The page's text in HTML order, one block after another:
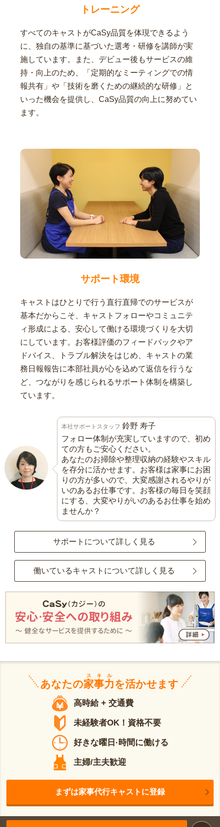
トレーニング
すべてのキャストがCaSy品質を体現できるよう
に、独自の基準に基づいた選考・研修を講師が実
施しています。また、デビュー後もサービスの維
持・向上のため、「定期的なミーティングでの情
報共有」や「技術を磨くための継続的な研修」と
いった機会を提供し、CaSy品質の向上に努めてい
ます。
サポート環境
キャストはひとりで行う直行直帰でのサービスが
基本だからこそ、キャストフォローやコミュニテ
ィ形成による、安心して働ける環境づくりを大切
にしています。お客様評価のフィードバックやア
ドバイス、トラブル解決をはじめ、キャストの業
務日報報告に本部社員が心を込めて返信を行うな
ど、つながりを感じられるサポート体制を構築し
ています。
本社サポートスタッフ 鈴野 寿子
フォロー体制が充実していますので、初め
ての方もご安心ください。
あなたのお掃除や整理収納の経験やスキル
を存分に活かせます。お客様は家事にお困
りの方が多いので、大変感謝されるやりが
いのあるお仕事です。お客様の毎日を笑顔
にする、大変やりがいのあるお仕事を始め
ませんか？
サポートについて詳しく見る
働いているキャストについて詳しく見る
あなたの家事力
スキル
を活かせます
高時給 + 交通費
未経験者OK！資格不要
好きな曜日·時間に働ける
主婦/主夫歓迎
まずは家事代行キャストに登録